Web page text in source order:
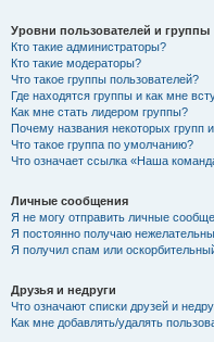
Уровни пользователей и группы
Кто такие администраторы?
Кто такие модераторы?
Что такое группы пользователей?
Где находятся группы и как мне
Как мне стать лидером группы?
Почему названия некоторых групп
Что такое группа по умолчанию?
Что означает ссылка «Наша
Личные сообщения
Я не могу отправить личные
Я постоянно получаю
Я получил спам или
Друзья и недруги
Что означают списки друзей и
Как мне добавлять/удалять